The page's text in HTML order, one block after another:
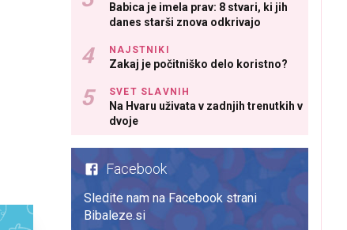
Babica je imela prav: 8 stvari, ki jih
danes starši znova odkrivajo
NAJSTNIKI
Zakaj je počitniško delo koristno?
SVET SLAVNIH
Na Hvaru uživata v zadnjih trenutkih v
dvoje
Facebook
Sledite nam na Facebook strani
Bibaleze.si